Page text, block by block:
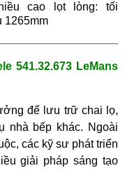
cao lọt lòng:tối
1265mm
541.32.673 LeMans
để lưu trữ chai lọ,
nhà bếp khác. Ngoài
các kỹ sư phát triển
giải pháp sáng tạo